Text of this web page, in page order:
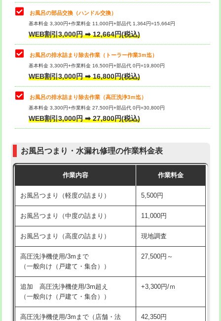
トイレタンク脱着
トイレ便器脱着
タンクレストイレ脱着 33,000円
小便器トイレ脱着
その他部品の脱着 8,800円～
交換・取付（タンク）
交換・取付（普通便座） 11,000円+材料費
交換・取付（温水洗浄便座） 16,500円+材料費
交換・取付(単水栓（壁付・デッキ
式）)
13,200円+材料費
交換・取付(混合水栓（壁付・デッキ
式・ワンホール）)
16,500円+材料費
交換・取付(排水栓・排水トラップ
（P/S/ポップアップ））
22,000円+材料費
交換・取付（その他部品） 11,000円+材料費
持込商品取付（単水栓） 13,200円
お風呂の部品交換（ハンドル交換）
基本料金 3,300円+作業料金 11,000円+部品代 1,364円=15,664円
WEB割引3,000円 ➡ 12,664円(税込)
お風呂の排水詰まり除去作業（トーラー作業3ｍ迄）
基本料金 3,300円+作業料金 16,500円+部品代 0円=19,800円
WEB割引3,000円 ➡ 16,800円(税込)
お風呂の排水詰まり除去作業（高圧洗浄3ｍ迄）
基本料金 3,300円+作業料金 27,500円+部品代 0円=30,800円
WEB割引3,000円 ➡ 27,800円(税込)
お風呂つまり・水漏れ修理の作業料金表
作業内容 作業料金
お風呂つまり（軽度の詰まり） 5,500円
お風呂つまり（中度の詰まり） 11,000円
お風呂つまり（高度の詰まり） 現地調査
高圧洗浄機使用/3mまで
（一般向け（戸建て・集合））
27,500円～
追加 高圧洗浄機使用/3m超え
（一般向け（戸建て・集合））
+3,300円/ｍ
高圧洗浄機使用/3mまで（店舗・法
42,350円